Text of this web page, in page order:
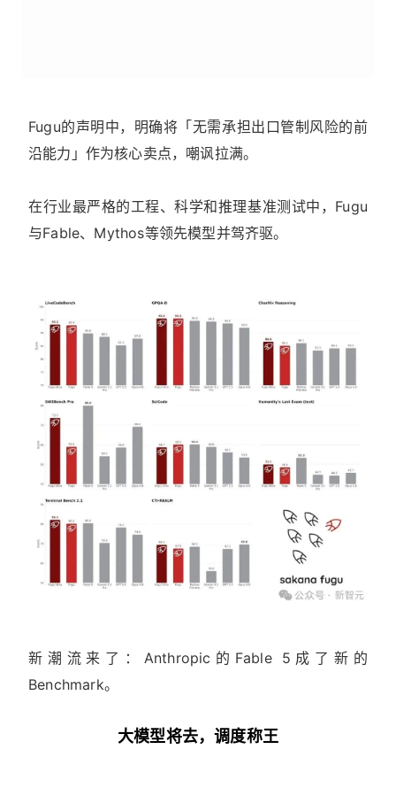
Fugu的声明中，明确将「无需承担出口管制风险的前
沿能力」作为核心卖点，嘲讽拉满。
在行业最严格的工程、科学和推理基准测试中，Fugu
与Fable、Mythos等领先模型并驾齐驱。
新潮流来了：Anthropic的Fable 5成了新的
Benchmark。
大模型将去，调度称王